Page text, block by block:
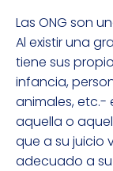
Las ONG son
Al existir una
tiene sus
infancia,
animales, etc.-
aquella o
que a su juicio
adecuado a